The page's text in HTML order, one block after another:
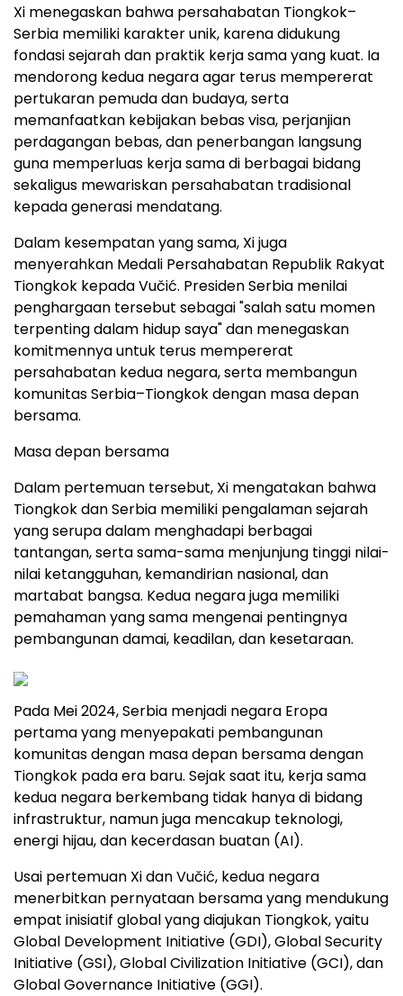
Xi menegaskan bahwa persahabatan Tiongkok–
Serbia memiliki karakter unik, karena didukung
fondasi sejarah dan praktik kerja sama yang kuat. Ia
mendorong kedua negara agar terus mempererat
pertukaran pemuda dan budaya, serta
memanfaatkan kebijakan bebas visa, perjanjian
perdagangan bebas, dan penerbangan langsung
guna memperluas kerja sama di berbagai bidang
sekaligus mewariskan persahabatan tradisional
kepada generasi mendatang.
Dalam kesempatan yang sama, Xi juga
menyerahkan Medali Persahabatan Republik Rakyat
Tiongkok kepada Vučić. Presiden Serbia menilai
penghargaan tersebut sebagai "salah satu momen
terpenting dalam hidup saya" dan menegaskan
komitmennya untuk terus mempererat
persahabatan kedua negara, serta membangun
komunitas Serbia–Tiongkok dengan masa depan
bersama.
Masa depan bersama
Dalam pertemuan tersebut, Xi mengatakan bahwa
Tiongkok dan Serbia memiliki pengalaman sejarah
yang serupa dalam menghadapi berbagai
tantangan, serta sama-sama menjunjung tinggi nilai-
nilai ketangguhan, kemandirian nasional, dan
martabat bangsa. Kedua negara juga memiliki
pemahaman yang sama mengenai pentingnya
pembangunan damai, keadilan, dan kesetaraan.
Pada Mei 2024, Serbia menjadi negara Eropa
pertama yang menyepakati pembangunan
komunitas dengan masa depan bersama dengan
Tiongkok pada era baru. Sejak saat itu, kerja sama
kedua negara berkembang tidak hanya di bidang
infrastruktur, namun juga mencakup teknologi,
energi hijau, dan kecerdasan buatan (AI).
Usai pertemuan Xi dan Vučić, kedua negara
menerbitkan pernyataan bersama yang mendukung
empat inisiatif global yang diajukan Tiongkok, yaitu
Global Development Initiative (GDI), Global Security
Initiative (GSI), Global Civilization Initiative (GCI), dan
Global Governance Initiative (GGI).